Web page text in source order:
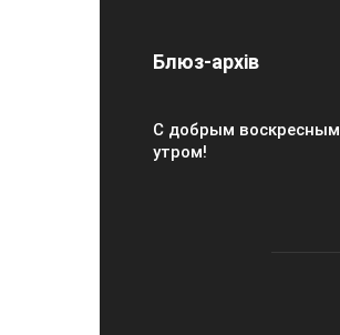
Блюз-архів
С добрым воскресным
утром!